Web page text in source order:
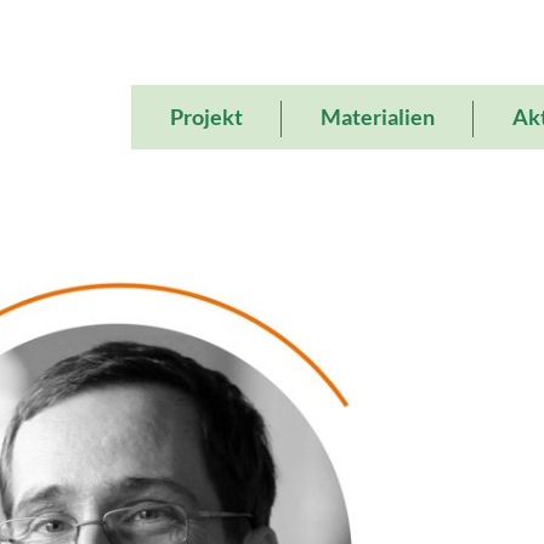
Main
navigation
Projekt Materialien